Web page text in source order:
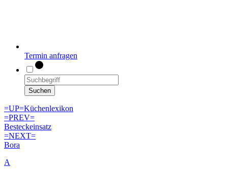
Termin anfragen
Suchen
=UP=Küchenlexikon
=PREV=
Besteckeinsatz
=NEXT=
Bora
A